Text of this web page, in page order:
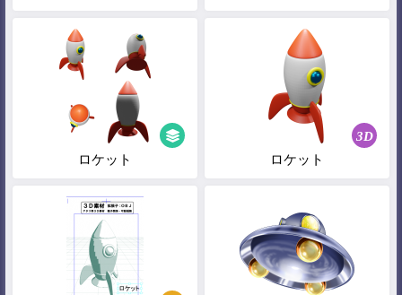
ロケット
3D
ロケット